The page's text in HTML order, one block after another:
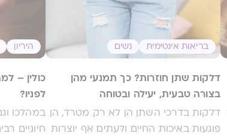
בריאות אינטימית נשים
דלקות שתן חוזרות? כך תמנעי מהן
בצורה טבעית, יעילה ובטוחה
דלקות בדרכי השתן הן לא רק מטרד, הן
פוגעות באיכות החיים ולעתים אף יוצרות
היריון
כולין –
לפניו?
במהלכו
חיוניים